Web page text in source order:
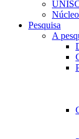
Pesquisa
A